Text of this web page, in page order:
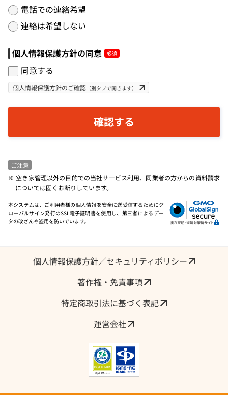
電話での連絡希望
連絡は希望しない
個人情報保護方針の同意
同意する
個人情報保護方針のご確認 （別タブで開きます）
ご注意
※ 空き家管理以外の目的での当社サービス利用、同業者の方からの資料請求
については固くお断りしています。
本システムは、ご利用者様の個人情報を安全に送受信するためにグ
ローバルサイン発行のSSL電子証明書を使用し、第三者によるデー
タの改ざんや盗用を防いでいます。
個人情報保護方針／セキュリティポリシー
著作権・免責事項
特定商取引法に基づく表記
運営会社